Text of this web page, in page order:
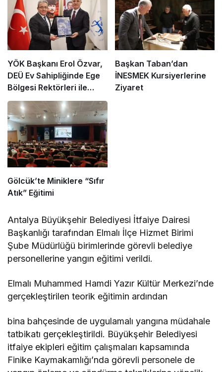
YÖK Başkanı Erol Özvar,
DEÜ Ev Sahipliğinde Ege
Bölgesi Rektörleri ile
Buluştu
Başkan Taban’dan
İNESMEK Kursiyerlerine
Ziyaret
Gölcük’te Miniklere “Sıfır
Atık” Eğitimi
Antalya Büyükşehir Belediyesi İtfaiye Dairesi
Başkanlığı tarafından Elmalı İlçe Hizmet Birimi
Şube Müdürlüğü birimlerinde görevli belediye
personellerine yangın eğitimi verildi.
Elmalı Muhammed Hamdi Yazır Kültür Merkezi’nde
gerçekleştirilen teorik eğitimin ardından
bina bahçesinde de uygulamalı yangına müdahale
tatbikatı gerçekleştirildi. Büyükşehir Belediyesi
itfaiye ekipleri eğitim çalışmaları kapsamında
Finike Kaymakamlığı’nda görevli personele de